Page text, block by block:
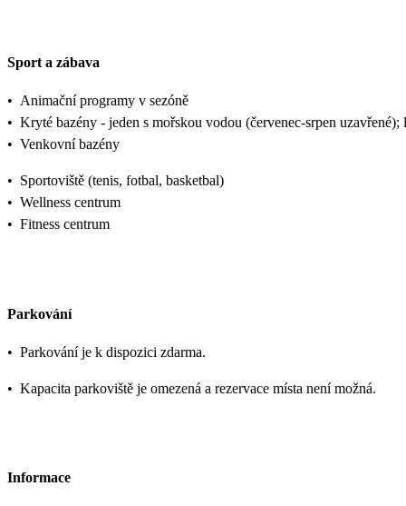
Sport a zábava
• Animační programy v sezóně
• Kryté bazény - jeden s mořskou vodou (červenec-srpen uzavřené);
• Venkovní bazény
• Sportoviště (tenis, fotbal, basketbal)
• Wellness centrum
• Fitness centrum
Parkování
• Parkování je k dispozici zdarma.
• Kapacita parkoviště je omezená a rezervace místa není možná.
Informace